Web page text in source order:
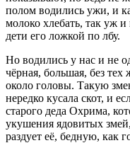
полом водились ужи, и
молоко хлебать, так уж и
дети его ложкой по лбу.
Но водились у нас и не
чёрная, большая, без
около головы. Такую
нередко кусала скот, и
старого деда Охрима,
укушения ядовитых
раздует её, бедную, как